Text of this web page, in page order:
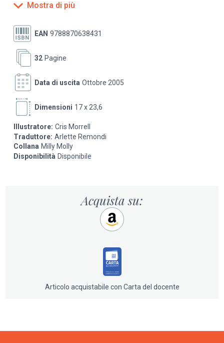
Mostra di più
EAN 9788870638431
Pagine
32
Data di uscita Ottobre 2005
Dimensioni 17 x 23,6
Illustratore: Cris Morrell
Traduttore: Arlette Remondi
Collana Milly Molly
Disponibilità Disponibile
Acquista su:
Articolo acquistabile con Carta del docente